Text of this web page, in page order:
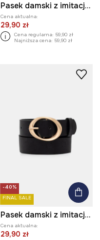
Pasek damski z imitacji zamszu
Cena aktualna:
29,90 zł
Cena regularna: 59,90 zł
Najniższa cena: 59,90 zł
-40%
FINAL SALE
Pasek damski z imitacji skóry
Cena aktualna:
29,90 zł